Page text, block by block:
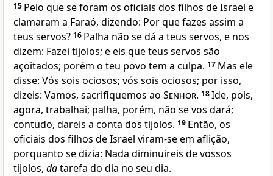
15 Pelo que se foram os oficiais dos filhos de Israel e
clamaram a Faraó, dizendo: Por que fazes assim a
teus servos? 16 Palha não se dá a teus servos, e nos
dizem: Fazei tijolos; e eis que teus servos são
açoitados; porém o teu povo tem a culpa. 17 Mas ele
disse: Vós sois ociosos; vós sois ociosos; por isso,
dizeis: Vamos, sacrifiquemos ao Senhor. 18Ide, pois,
agora, trabalhai; palha, porém, não se vos dará;
contudo, dareis a conta dos tijolos. 19 Então, os
oficiais dos filhos de Israel viram-se em aflição,
porquanto se dizia: Nada diminuireis de vossos
tijolos, datarefa do dia no seu dia.